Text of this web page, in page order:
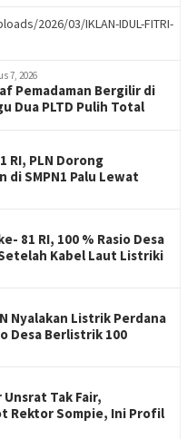
2026/03/IKLAN-IDUL-FITRI-
7, 2026
Pemadaman Bergilir di
Dua PLTD Pulih Total
RI, PLN Dorong
SMPN1 Palu Lewat
81 RI, 100 % Rasio Desa
Kabel Laut Listriki
Nyalakan Listrik Perdana
Desa Berlistrik 100
Tak Fair,
Rektor Sompie, Ini Profil